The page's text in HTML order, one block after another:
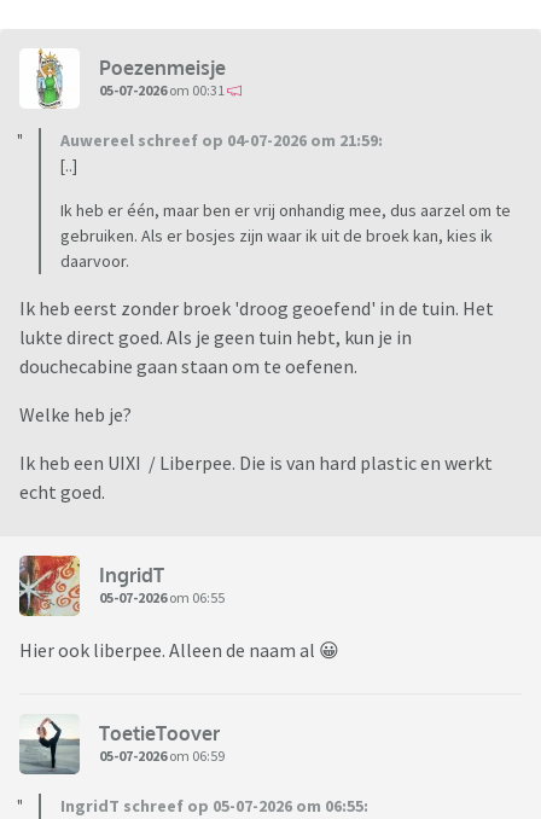
Poezenmeisje
05-07-2026om 00:31
Auwereel schreef op 04-07-2026 om 21:59:
[..]
Ik heb er één, maar ben er vrij onhandig mee, dus aarzel om te
gebruiken. Als er bosjes zijn waar ik uit de broek kan, kies ik
daarvoor.
Ik heb eerst zonder broek 'droog geoefend' in de tuin. Het
lukte direct goed. Als je geen tuin hebt, kun je in
douchecabine gaan staan om te oefenen.
Welke heb je?
Ik heb een UIXI / Liberpee. Die is van hard plastic en werkt
echt goed.
IngridT
05-07-2026om 06:55
Hier ook liberpee. Alleen de naam al 😀
ToetieToover
05-07-2026om 06:59
IngridT schreef op 05-07-2026 om 06:55: